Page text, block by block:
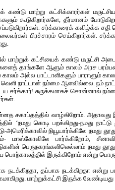
கண்டு மாற்று கட்சிக்காரர்கள்
கூடுகிறார்களே, தீர்மானம்
சர்க்காரைக் கவிழ்க்க சதி
பிரச்சாரம் செய்கிறார்கள்.
மாற்றுக் கட்சியைக் கண்டு மருட்சி
தாங்களே ஆளும் காலம் அரச
அல்ல பாட்டாளிகளும் பாராளும்
நாட்டான் நம்மை ஆளவில்லை. நம்
சர்க்கார்! சுருக்கமாகச் சொன்னால்
சகாப்தத்தில் வாழ்கிறோம். அதாவது
‘நமது கொடி பறக்கிறது-நமது
அமெரிக்காவில் நியூயார்க்கிலே நமது
மாஸ்கோவிலே பார்க்கிறோம்,
பெருநகரங்களிலெல்லாம் நமது
பொற்காலத்தில் இருக்கிறோம் என்று
தப்பாக நடக்கிறதா என்று
மாற்றுக்கட்சி இருக்க வேண்டியது